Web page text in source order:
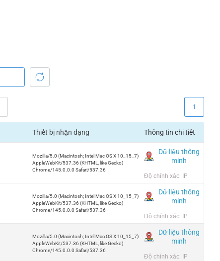
1
Thiết bị nhận dạng Thông tin chi tiết
Mozilla/5.0 (Macintosh; Intel Mac OS X 10_15_7)
AppleWebKit/537.36 (KHTML, like Gecko)
Chrome/145.0.0.0 Safari/537.36
Dữ liệu thông
minh
Độ chính xác: IP
Mozilla/5.0 (Macintosh; Intel Mac OS X 10_15_7)
AppleWebKit/537.36 (KHTML, like Gecko)
Chrome/145.0.0.0 Safari/537.36
Dữ liệu thông
minh
Độ chính xác: IP
Mozilla/5.0 (Macintosh; Intel Mac OS X 10_15_7)
AppleWebKit/537.36 (KHTML, like Gecko)
Chrome/145.0.0.0 Safari/537.36
Dữ liệu thông
minh
Độ chính xác: IP